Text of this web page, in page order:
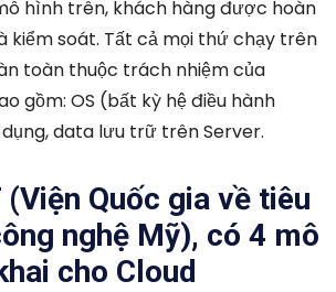
hình trên, khách hàng được hoàn
kiểm soát. Tất cả mọi thứ chạy trên
toàn thuộc trách nhiệm của
gồm: OS (bất kỳ hệ điều hành
data lưu trữ trên Server.
(Viện Quốc gia về tiêu
nghệ Mỹ), có 4 mô
cho Cloud